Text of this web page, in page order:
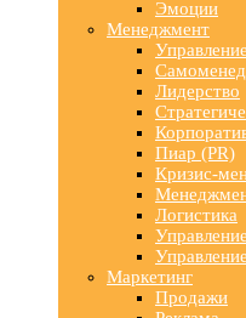
Эмоции
Менеджмент
Лидерство
Пиар (PR)
Кризис-
Логистика
Маркетинг
Продажи